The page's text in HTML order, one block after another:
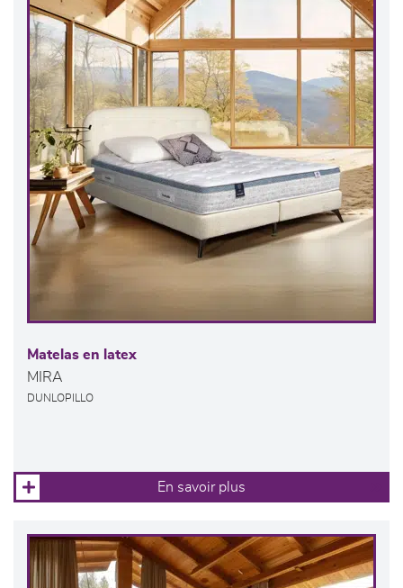
Matelas en latex
MIRA
DUNLOPILLO
En savoir plus